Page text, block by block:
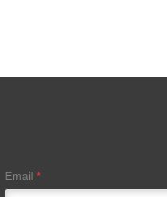
Email *